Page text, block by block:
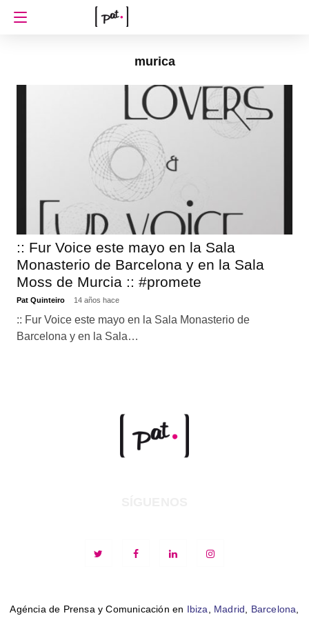
murica
:: Fur Voice este mayo en la Sala
Monasterio de Barcelona y en la Sala
Moss de Murcia :: #promete
Pat Quinteiro 14 años hace
:: Fur Voice este mayo en la Sala Monasterio de
Barcelona y en la Sala…
Agéncia de Prensa y Comunicación en Ibiza, Madrid, Barcelona,